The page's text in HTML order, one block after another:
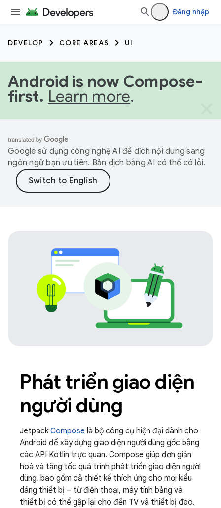
Đăng nhập
DEVELOP CORE AREAS UI
Android is now Compose-
first. Learn more.
Google sử dụng công nghệ AI để dịch nội dung sang
ngôn ngữ bạn ưu tiên. Bản dịch bằng AI có thể có lỗi.
Phát triển giao diện
người dùng
Jetpack Compose là bộ công cụ hiện đại dành cho
Android để xây dựng giao diện người dùng gốc bằng
các API Kotlin trực quan. Compose giúp đơn giản
hoá và tăng tốc quá trình phát triển giao diện người
dùng, bao gồm cả thiết kế thích ứng cho mọi kiểu
dáng thiết bị – từ điện thoại, máy tính bảng và
thiết bị có thể gập lại cho đến TV và thiết bị đeo.